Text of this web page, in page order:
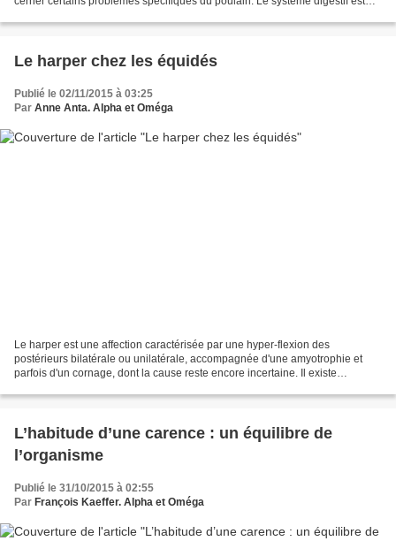
Le harper chez les équidés
Publié le 02/11/2015 à 03:25
Par Anne Anta. Alpha et Oméga
Le harper est une affection caractérisée par une hyper-flexion des
postérieurs bilatérale ou unilatérale, accompagnée d'une amyotrophie et
parfois d'un cornage, dont la cause reste encore incertaine. Il existe
L’habitude d’une carence : un équilibre de
l’organisme
Publié le 31/10/2015 à 02:55
Par François Kaeffer. Alpha et Oméga